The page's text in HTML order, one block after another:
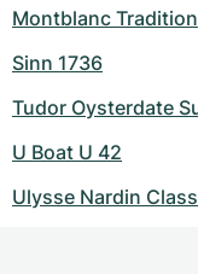
Montblanc Tradition
Sinn 1736
Tudor Oysterdate
U Boat U 42
Ulysse Nardin